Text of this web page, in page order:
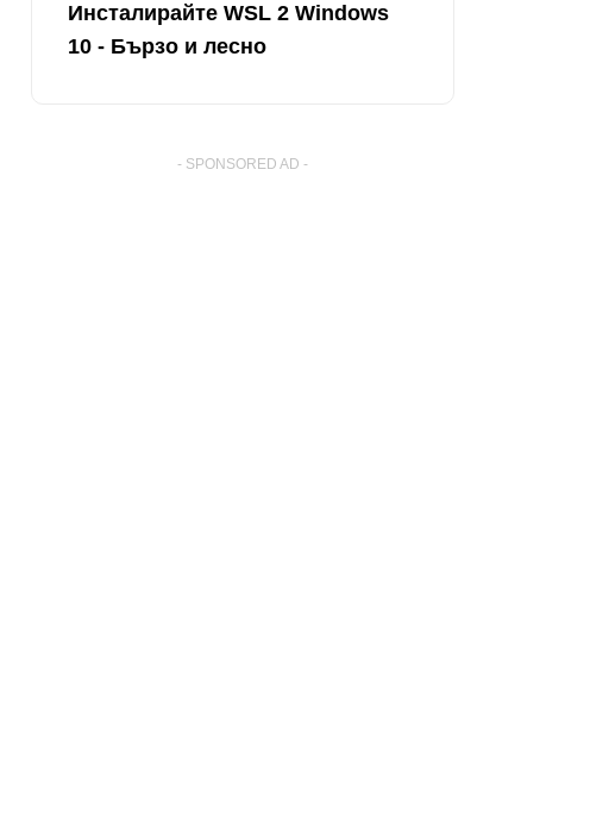
Инсталирайте WSL 2 Windows
10 - Бързо и лесно
- SPONSORED AD -